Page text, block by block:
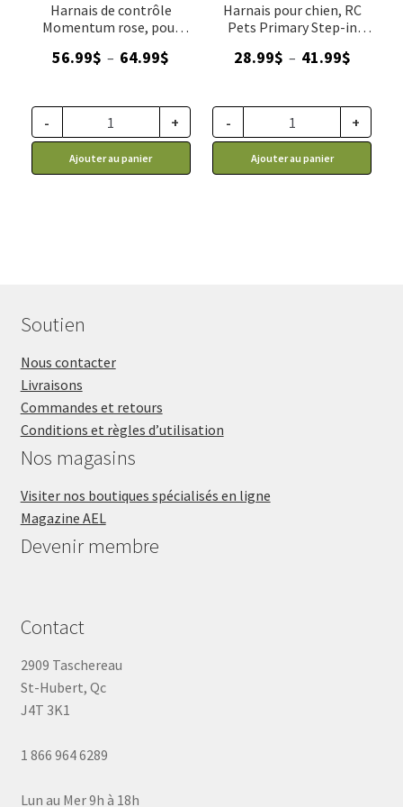
Harnais de contrôle
Momentum rose, pour
56.99$ – 64.99$
56.99$
à
- +
Ajouter au panier
Harnais pour chien, RC
Pets Primary Step-in
28.99$ – 41.99$Plage
28.99$
à
- +
Ajouter au panier
Soutien
Nous contacter
Livraisons
Commandes et retours
Conditions et règles d’utilisation
Nos magasins
Visiter nos boutiques spécialisés en ligne
Magazine AEL
Devenir membre
Contact
2909 Taschereau
St-Hubert, Qc
J4T 3K1
1 866 964 6289
Lun au Mer 9h à 18h